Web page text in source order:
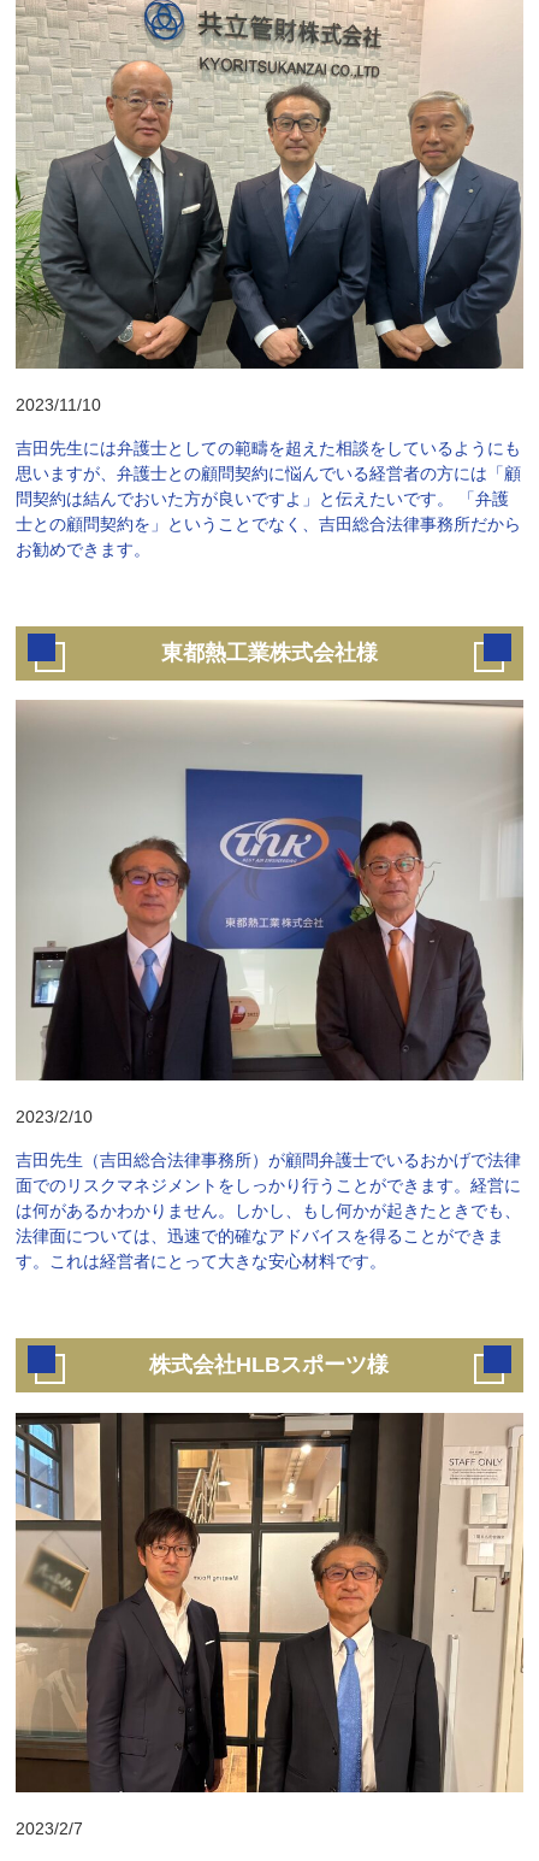
2023/11/10
吉田先生には弁護士としての範疇を超えた相談をしているようにも
思いますが、弁護士との顧問契約に悩んでいる経営者の方には「顧
問契約は結んでおいた方が良いですよ」と伝えたいです。 「弁護
士との顧問契約を」ということでなく、吉田総合法律事務所だから
お勧めできます。
東都熱工業株式会社様
2023/2/10
吉田先生（吉田総合法律事務所）が顧問弁護士でいるおかげで法律
面でのリスクマネジメントをしっかり行うことができます。経営に
は何があるかわかりません。しかし、もし何かが起きたときでも、
法律面については、迅速で的確なアドバイスを得ることができま
す。これは経営者にとって大きな安心材料です。
株式会社HLBスポーツ様
2023/2/7